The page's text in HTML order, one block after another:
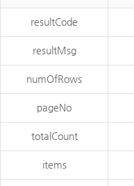
resultCode
resultMsg
numOfRows
pageNo
totalCount
items